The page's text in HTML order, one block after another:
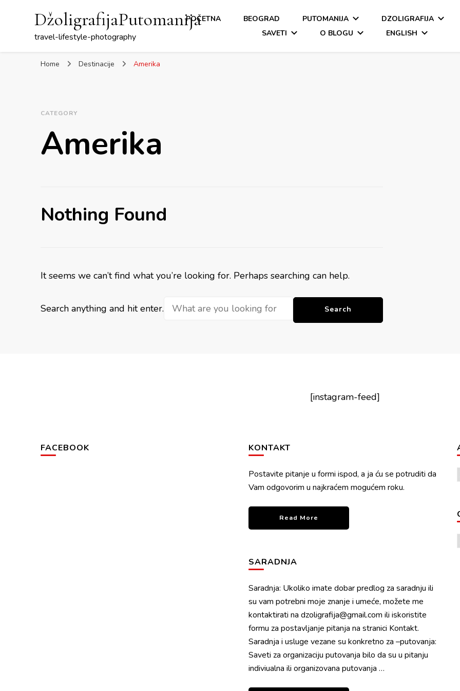
DžoligrafijaPutomanija
travel-lifestyle-photography
POČETNA BEOGRAD PUTOMANIJA DZOLIGRAFIJA
SAVETI
O BLOGU ENGLISH
Home Destinacije Amerika
CATEGORY
Amerika
Nothing Found
It seems we can’t find what you’re looking for. Perhaps searching can help.
Looking
Search anything and hit enter.
[instagram-feed]
FACEBOOK KONTAKT
Postavite pitanje u formi ispod, a ja ću se potruditi da
Vam odgovorim u najkraćem mogućem roku.
Read More
SARADNJA
Saradnja: Ukoliko imate dobar predlog za saradnju ili
su vam potrebni moje znanje i umeće, možete me
kontaktirati na dzoligrafija@gmail.com ili iskoristite
formu za postavljanje pitanja na stranici Kontakt.
Saradnja i usluge vezane su konkretno za –putovanja:
Saveti za organizaciju putovanja bilo da su u pitanju
indiviualna ili organizovana putovanja …